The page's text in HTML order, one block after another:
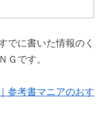
でに書いた情報のく
Ｇです。
参考書マニアのおす